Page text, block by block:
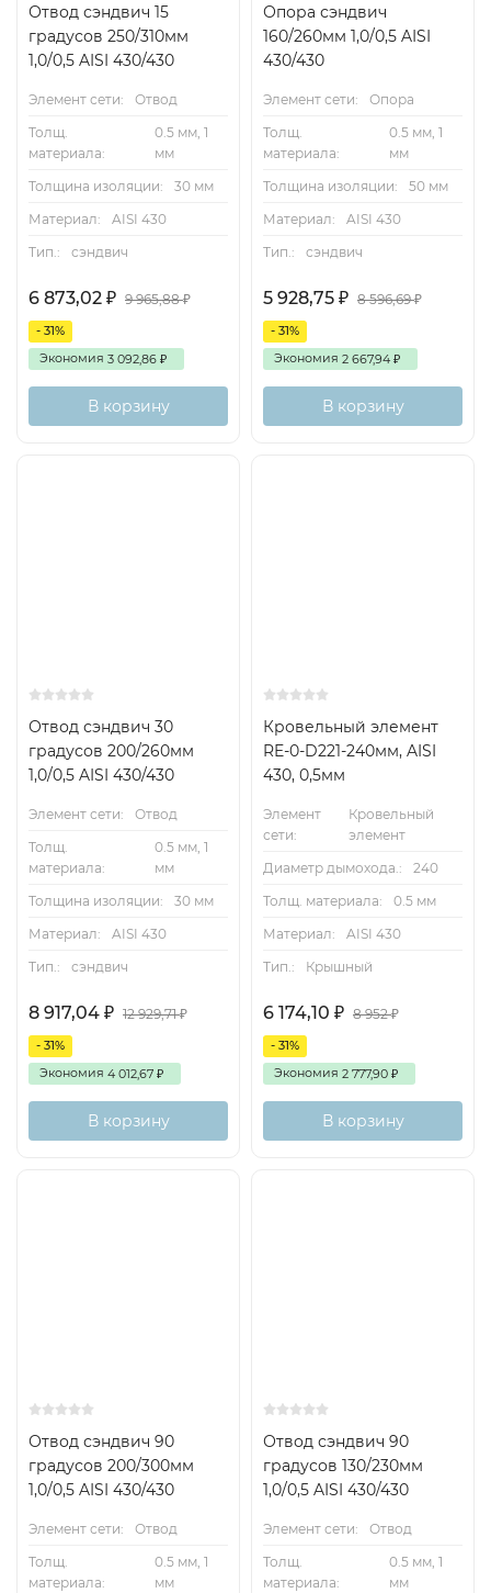
Отвод сэндвич 15
градусов 250/310мм
1,0/0,5 AISI 430/430
Элемент сети:
Отвод
Толщ.
материала:
0.5 мм, 1
мм
Толщина изоляции:
30 мм
Материал:
AISI 430
Тип.:
сэндвич
6 873,02 ₽ 9 965,88₽
- 31%
Экономия 3 092,86 ₽
В корзину
Опора сэндвич
160/260мм 1,0/0,5 AISI
430/430
Элемент сети:
Опора
Толщ.
материала:
0.5 мм, 1
мм
Толщина изоляции:
50 мм
Материал:
AISI 430
Тип.:
сэндвич
5 928,75 ₽ 8 596,69₽
- 31%
Экономия 2 667,94 ₽
В корзину
Отвод сэндвич 30
градусов 200/260мм
1,0/0,5 AISI 430/430
Элемент сети:
Отвод
Толщ.
материала:
0.5 мм, 1
мм
Толщина изоляции:
30 мм
Материал:
AISI 430
Тип.:
сэндвич
8 917,04 ₽ 12 929,71₽
- 31%
Экономия 4 012,67 ₽
В корзину
Кровельный элемент
RE-0-D221-240мм, AISI
430, 0,5мм
Элемент
сети:
Кровельный
элемент
Диаметр дымохода.:
240
Толщ. материала:
0.5 мм
Материал:
AISI 430
Тип.:
Крышный
6 174,10 ₽ 8 952₽
- 31%
Экономия 2 777,90 ₽
В корзину
Отвод сэндвич 90
градусов 200/300мм
1,0/0,5 AISI 430/430
Элемент сети:
Отвод
Толщ.
материала:
0.5 мм, 1
мм
Отвод сэндвич 90
градусов 130/230мм
1,0/0,5 AISI 430/430
Элемент сети:
Отвод
Толщ.
материала:
0.5 мм, 1
мм